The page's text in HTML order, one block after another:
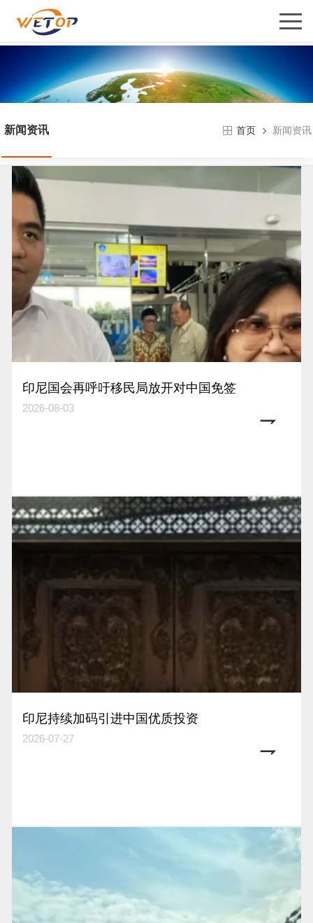
新闻资讯 首页 新闻资讯
印尼国会再呼吁移民局放开对中国免签
2026-08-03
印尼持续加码引进中国优质投资
2026-07-27